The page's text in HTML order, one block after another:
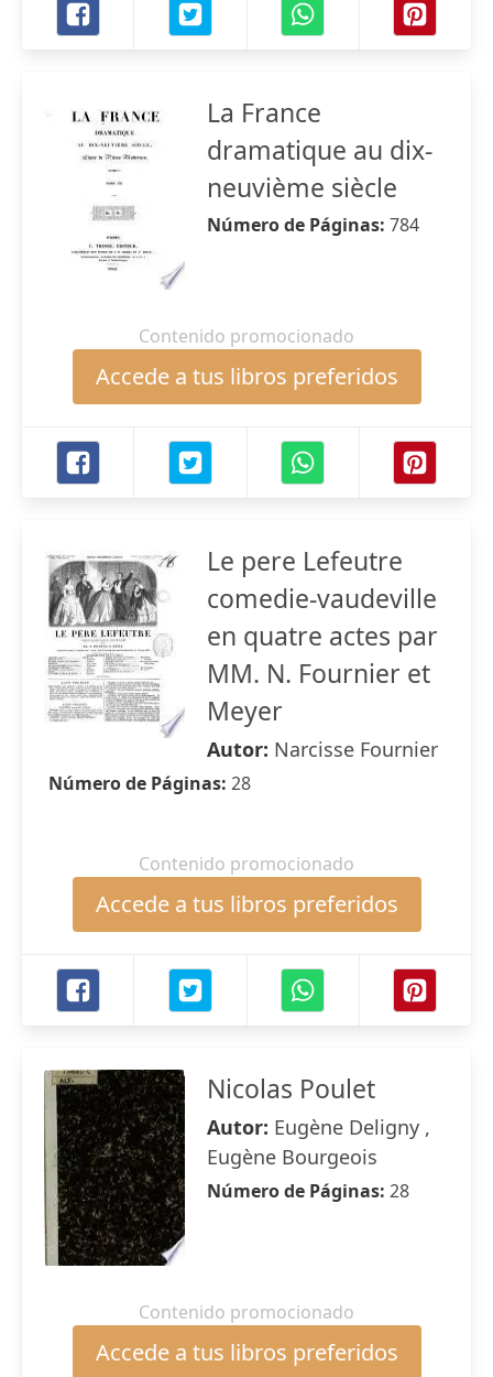
La France
dramatique au dix-
neuvième siècle
Número de Páginas: 784
Contenido promocionado
Accede a tus libros preferidos
Le pere Lefeutre
comedie-vaudeville
en quatre actes par
MM. N. Fournier et
Meyer
Autor: Narcisse Fournier
Número de Páginas: 28
Contenido promocionado
Accede a tus libros preferidos
Nicolas Poulet
Autor: Eugène Deligny ,
Eugène Bourgeois
Número de Páginas: 28
Contenido promocionado
Accede a tus libros preferidos